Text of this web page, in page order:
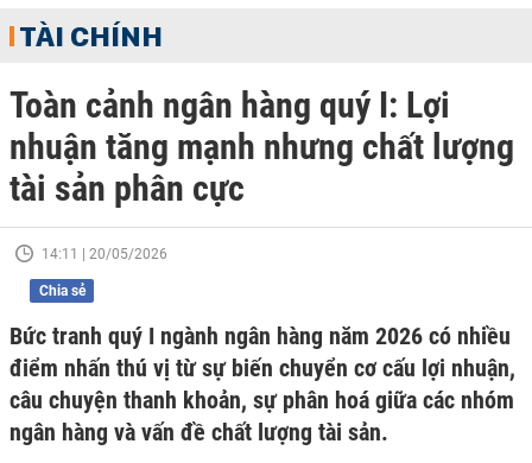
TÀI CHÍNH
Toàn cảnh ngân hàng quý I: Lợi
nhuận tăng mạnh nhưng chất lượng
tài sản phân cực
14:11 | 20/05/2026
Chia sẻ
Bức tranh quý I ngành ngân hàng năm 2026 có nhiều
điểm nhấn thú vị từ sự biến chuyển cơ cấu lợi nhuận,
câu chuyện thanh khoản, sự phân hoá giữa các nhóm
ngân hàng và vấn đề chất lượng tài sản.